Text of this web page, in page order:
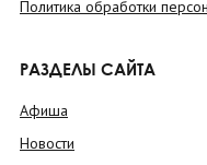
Политика обработки
РАЗДЕЛЫ САЙТА
Афиша
Новости